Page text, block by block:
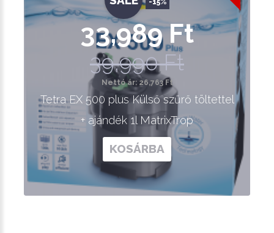
33,989 Ft
39,990 Ft
Nettó ár: 26,763 Ft
Tetra EX 500 plus Külső szűrő töltettel
+ ajándék 1l MatrixTrop
KOSÁRBA